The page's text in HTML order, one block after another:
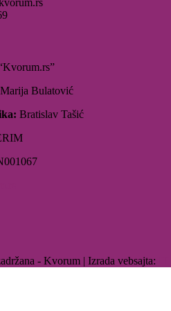
Marija Bulatović
Bratislav Tašić
- Kvorum | Izrada vebsajta: